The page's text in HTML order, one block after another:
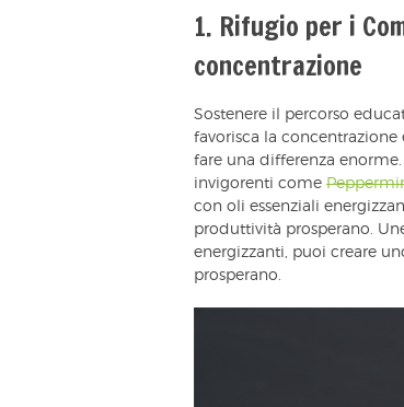
1. Rifugio per i
concentrazione
Sostenere il percorso
favorisca la
fare una differenza
invigorenti come
con oli essenziali
produttività prosperano.
energizzanti, puoi creare
prosperano.